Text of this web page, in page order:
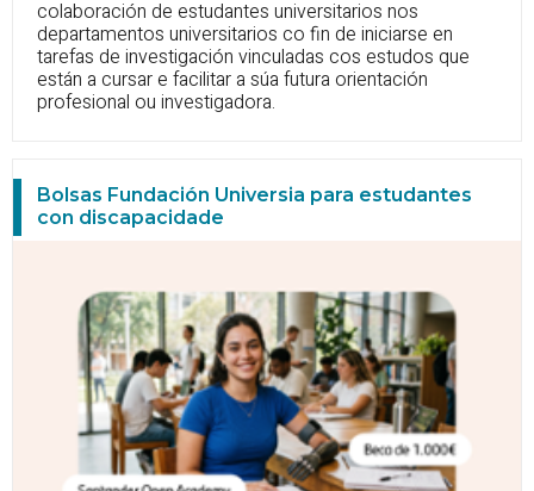
colaboración de estudantes universitarios nos
departamentos universitarios co fin de iniciarse en
tarefas de investigación vinculadas cos estudos que
están a cursar e facilitar a súa futura orientación
profesional ou investigadora.
Bolsas Fundación Universia para estudantes
con discapacidade